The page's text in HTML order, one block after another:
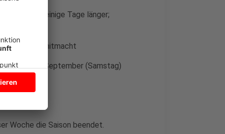
noch einige Tage länger;
das Wetter mitmacht
am 19. September (Samstag)
Woche die Saison beendet.